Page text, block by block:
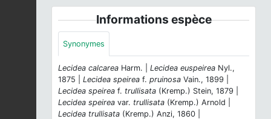
Informations espèce
Synonymes
Lecidea calcarea Harm. | Lecidea euspeirea Nyl.,
1875 | Lecidea speirea f. pruinosa Vain., 1899 |
Lecidea speirea f. trullisata (Kremp.) Stein, 1879 |
Lecidea speirea var. trullisata (Kremp.) Arnold |
Lecidea trullisata (Kremp.) Anzi, 1860 |